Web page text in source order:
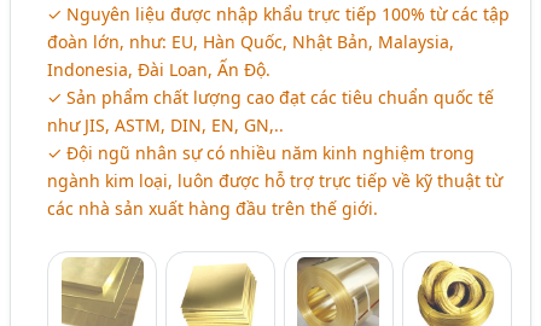
✓ Nguyên liệu được nhập khẩu trực tiếp 100% từ các tập
đoàn lớn, như: EU, Hàn Quốc, Nhật Bản, Malaysia,
Indonesia, Đài Loan, Ấn Độ.
✓ Sản phẩm chất lượng cao đạt các tiêu chuẩn quốc tế
như JIS, ASTM, DIN, EN, GN,..
✓ Đội ngũ nhân sự có nhiều năm kinh nghiệm trong
ngành kim loại, luôn được hỗ trợ trực tiếp về kỹ thuật từ
các nhà sản xuất hàng đầu trên thế giới.